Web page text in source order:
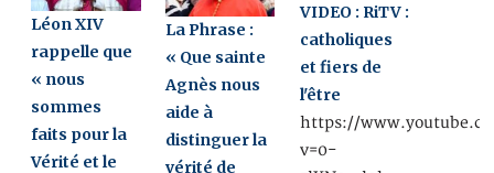
Léon XIV
rappelle que
« nous
sommes
faits pour la
Vérité et le
La Phrase :
« Que sainte
Agnès nous
aide à
distinguer la
vérité de
VIDEO : RiTV :
catholiques
et fiers de
l'être
https://
v=0-